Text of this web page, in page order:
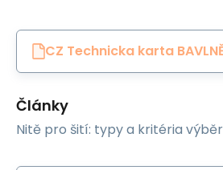
CZ Technicka karta
Články
Nitě pro šití: typy a kritéria